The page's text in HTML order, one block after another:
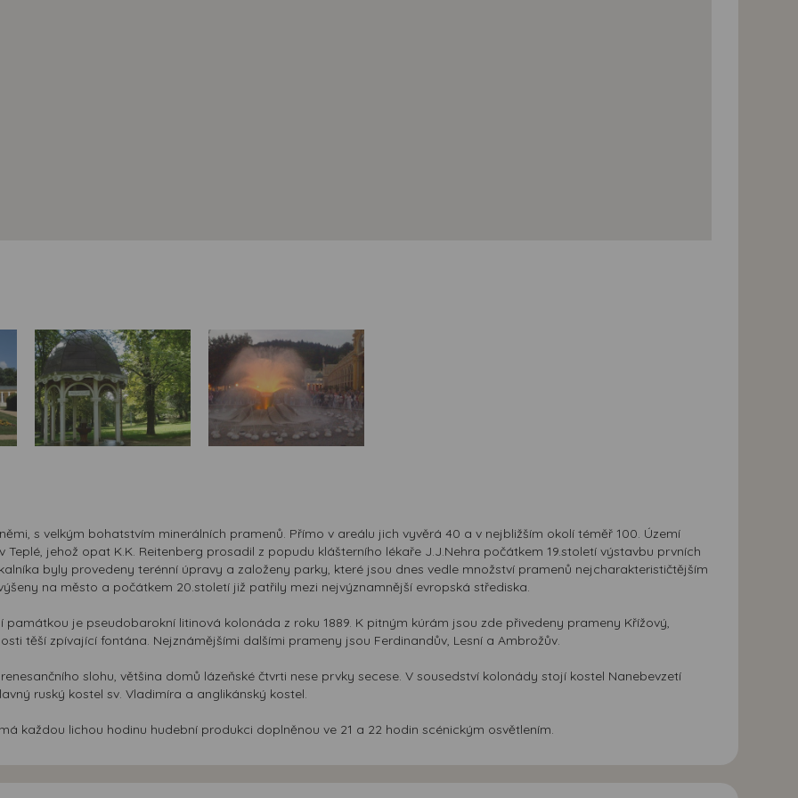
s velkým bohatstvím minerálních pramenů. Přímo v areálu jich vyvěrá 40 a v nejbližším okolí téměř 100. Území
jehož opat K.K. Reitenberg prosadil z popudu klášterního lékaře J.J.Nehra počátkem 19.století výstavbu prvních
byly provedeny terénní úpravy a založeny parky, které jsou dnes vedle množství pramenů nejcharakterističtějším
na město a počátkem 20.století již patřily mezi nejvýznamnější evropská střediska.
je pseudobarokní litinová kolonáda z roku 1889. K pitným kúrám jsou zde přivedeny prameny Křížový,
těší zpívající fontána. Nejznámějšími dalšími prameny jsou Ferdinandův, Lesní a Ambrožův.
slohu, většina domů lázeňské čtvrti nese prvky secese. V sousedství kolonády stojí kostel Nanebevzetí
ruský kostel sv. Vladimíra a anglikánský kostel.
každou lichou hodinu hudební produkci doplněnou ve 21 a 22 hodin scénickým osvětlením.